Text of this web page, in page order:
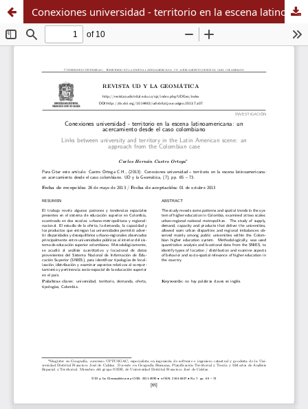
Conexiones universidad - territorio en la escena latinoamericana: un acercamiento desde el caso colombiano